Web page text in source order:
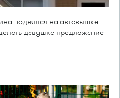
поднялся на автовышке
девушке предложение